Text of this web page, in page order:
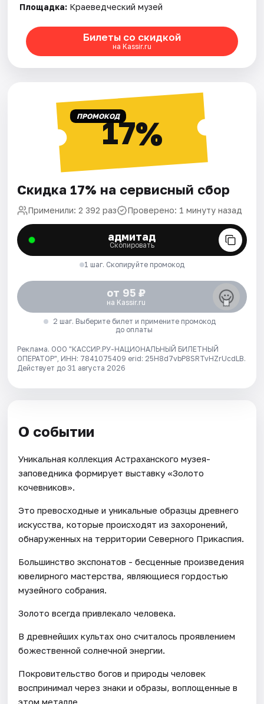
Площадка: Краеведческий музей
Билеты со скидкой
на Kassir.ru
ПРОМОКОД17%
Скидка 17% на сервисный сбор
Применили: 2 392 раз Проверено: 1 минуту назад
адмитад
Скопировать
1 шаг. Скопируйте промокод
от 95 ₽
на Kassir.ru
2 шаг. Выберите билет и примените промокод
до оплаты
Реклама. ООО "КАССИР.РУ-НАЦИОНАЛЬНЫЙ БИЛЕТНЫЙ
ОПЕРАТОР", ИНН: 7841075409 erid: 25H8d7vbP8SRTvHZrUcdLB.
Действует до 31 августа 2026
О событии
Уникальная коллекция Астраханского музея-
заповедника формирует выставку «Золото
кочевников».
Это превосходные и уникальные образцы древнего
искусства, которые происходят из захоронений,
обнаруженных на территории Северного Прикаспия.
Большинство экспонатов - бесценные произведения
ювелирного мастерства, являющиеся гордостью
музейного собрания.
Золото всегда привлекало человека.
В древнейших культах оно считалось проявлением
божественной солнечной энергии.
Покровительство богов и природы человек
воспринимал через знаки и образы, воплощенные в
этом металле.